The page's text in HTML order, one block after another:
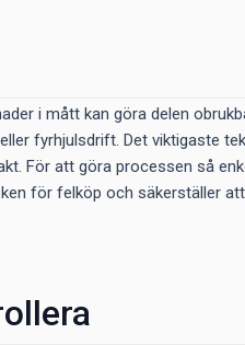
i mått kan göra delen
fyrhjulsdrift. Det viktigaste
För att göra processen så
för felköp och säkerställer